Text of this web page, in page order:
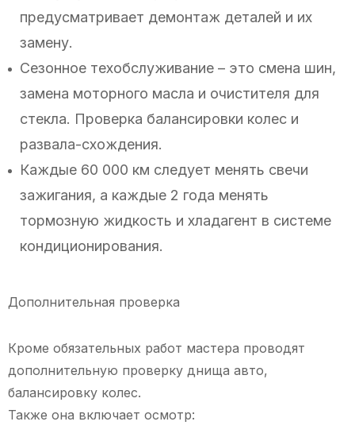
предусматривает демонтаж деталей и их
замену.
Сезонное техобслуживание – это смена шин,
замена моторного масла и очистителя для
стекла. Проверка балансировки колес и
развала-схождения.
Каждые 60 000 км следует менять свечи
зажигания, а каждые 2 года менять
тормозную жидкость и хладагент в системе
кондиционирования.
Дополнительная проверка
Кроме обязательных работ мастера проводят
дополнительную проверку днища авто,
балансировку колес.
Также она включает осмотр: